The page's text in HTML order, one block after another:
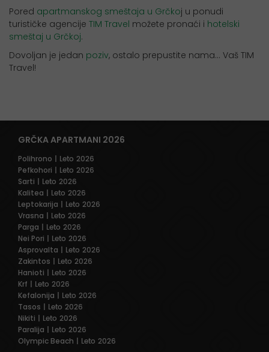
Pored apartmanskog smeštaja u Grčkoj u ponudi
turističke agencije TIM Travel možete pronaći i hotelski
smeštaj u Grčkoj.
Dovoljan je jedan poziv, ostalo prepustite nama… Vaš TIM
Travel!
GRČKA APARTMANI 2026
Polihrono | Leto 2026
Pefkohori | Leto 2026
Sarti | Leto 2026
Kalitea | Leto 2026
Leptokarija | Leto 2026
Vrasna | Leto 2026
Parga | Leto 2026
Nei Pori | Leto 2026
Asprovalta | Leto 2026
Zakintos | Leto 2026
Hanioti | Leto 2026
Krf | Leto 2026
Kefalonija | Leto 2026
Tasos | Leto 2026
Nikiti | Leto 2026
Paralija | Leto 2026
Olympic Beach | Leto 2026